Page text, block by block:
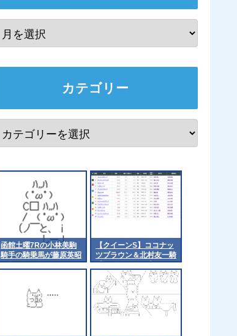
カテゴリー
函館土曜7Rの小林美駒
騎手の騎乗馬が藤原英昭
厩舎のストレイトアスク
【クイーンS】ココナッ
ツブラウン＆北村友一騎
手がｷﾀ━━━━(ﾟ
∀ﾟ)━━━━!!